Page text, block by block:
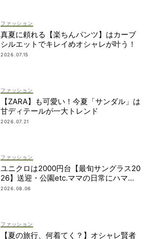
ファッション
真夏に頼れる【楽ちんパンツ】はカーブ
シルエットでキレイめオシャレが叶う！
2026.07.15
ファッション
【ZARA】も可愛い！今夏「サンダル」は
甘ディテールが一大トレンド
2026.07.21
ファッション
ユニクロは2000円台【最旬サングラス20
26】送迎・公園etc.ママの日常にハマる
「名品」を厳選！
2026.08.06
ファッション
【夏の旅行、何着てく？】オシャレ賢者